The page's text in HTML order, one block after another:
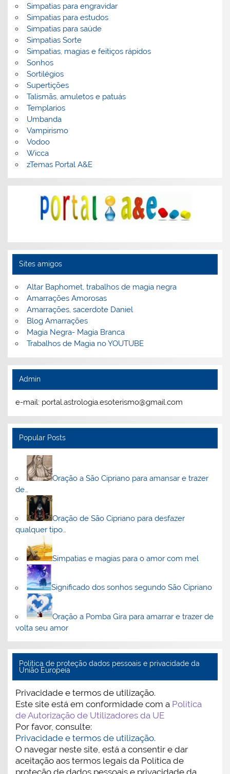
Simpatias para engravidar
Simpatias para estudos
Simpatias para saúde
Simpatias Sorte
Simpatias, magias e feitiços rápidos
Sonhos
Sortilégios
Supertições
Talismãs, amuletos e patuás
Templarios
Umbanda
Vampirismo
Vodoo
Wicca
zTemas Portal A&E
Sites amigos
Altar Baphomet, trabalhos de magia negra
Amarrações Amorosas
Amarrações, sacerdote Daniel
Blog Amarrações
Magia Negra- Magia Branca
Trabalhos de Magia no YOUTUBE
Admin
e-mail: portal.astrologia.esoterismo@gmail.com
Popular Posts
Oração a São Cipriano para amansar e trazer
de…
Oração de São Cipriano para desfazer
qualquer tipo…
Simpatias e magias para o amor com mel
Significado dos sonhos segundo São Cipriano
Oração a Pomba Gira para amarrar e trazer de
volta seu amor
Politica de proteção dados pessoais e privacidade da
União Europeia
Privacidade e termos de utilização.
Este site está em conformidade com a Política
de Autorização de Utilizadores da UE
Por favor, consulte:
Privacidade e termos de utilização.
O navegar neste site, está a consentir e dar
aceitação aos termos legais da Política de
proteção de dados pessoais e privacidade da